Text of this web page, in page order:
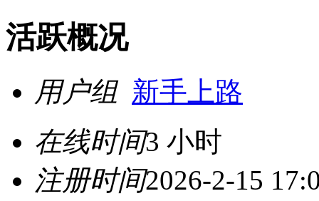
活跃概况
用户组 新手上路
在线时间3 小时
注册时间2026-2-15